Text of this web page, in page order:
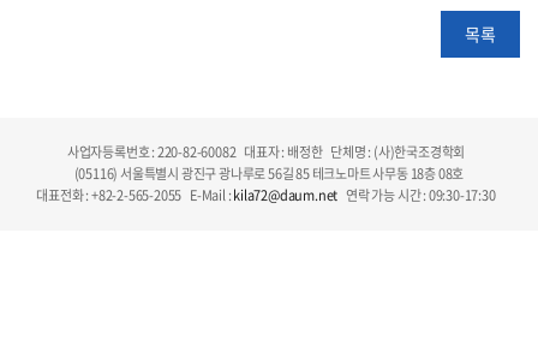
목록
사업자등록번호 : 220-82-60082 대표자 : 배정한 단체명 : (사)한국조경학회
(05116) 서울특별시 광진구 광나루로 56길 85 테크노마트 사무동 18층 08호
대표전화 : +82-2-565-2055 E-Mail :kila72@daum.net 연락 가능 시간 : 09:30-17:30